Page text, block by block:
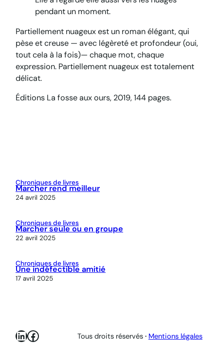
pendant un moment.
Partiellement nuageuxest un roman élégant, qui
pèse et creuse — avec légèreté et profondeur (oui,
tout cela à la fois)— chaque mot, chaque
expression. Partiellement nuageuxest totalement
délicat.
Éditions La fosse aux ours, 2019, 144 pages.
Chroniques de livres
Marcher rend meilleur
24 avril 2025
Chroniques de livres
Marcher seule ou en groupe
22 avril 2025
Chroniques de livres
Une indéfectible amitié
17 avril 2025
LinkedIn
FacebookTous droits réservés · Mentions légales